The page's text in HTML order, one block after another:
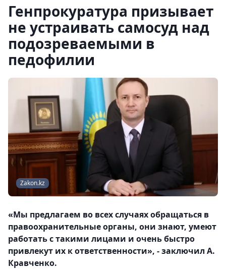
Генпрокуратура призывает
не устраивать самосуд над
подозреваемыми в
педофилии
Zakon.kz
«Мы предлагаем во всех случаях обращаться в
правоохранительные органы, они знают, умеют
работать с такими лицами и очень быстро
привлекут их к ответственности», - заключил А.
Кравченко.